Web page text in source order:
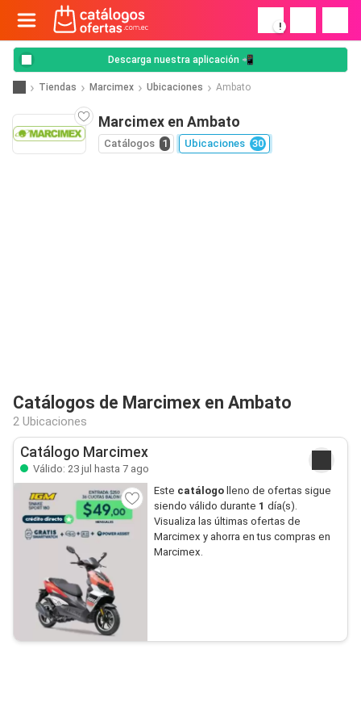
!
Descarga nuestra aplicación 📲
Tiendas Marcimex Ubicaciones Ambato
Marcimex en Ambato
Catálogos 1 Ubicaciones 30
Catálogos de Marcimex en Ambato
2 Ubicaciones
Catálogo Marcimex
Válido: 23 jul hasta 7 ago
Este catálogo lleno de ofertas sigue
siendo válido durante 1 día(s).
Visualiza las últimas ofertas de
Marcimex y ahorra en tus compras en
Marcimex.